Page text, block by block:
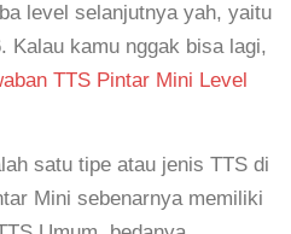
level selanjutnya yah, yaitu
Kalau kamu nggak bisa lagi,
TTS Pintar Mini Level
satu tipe atau jenis TTS di
Mini sebenarnya memiliki